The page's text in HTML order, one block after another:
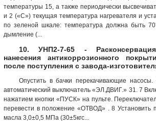
температуры 15, а также периодически
и 2 («С») текущая температура нагревателя и
по зеленой шкале: температура должна быть
дымление (...
10. УНП2-7-65 -
нанесения антикоррозионного
после поступления с завода-
Опустить в бачки перекачивающие
автоматический выключатель «ЭЛ.ДВИГ.» 31. 7
нажатием кнопки «ПУСК» на пульте.
перевести в положение «ОТВОД» . 8 Установить
масла 3,0±0,5 МПа (30±5кгс...